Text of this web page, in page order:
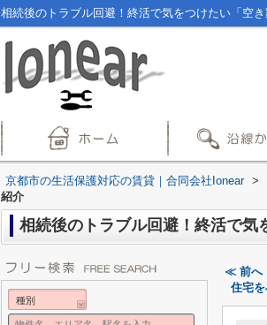
相続後のトラブル回避！終活で気をつけたい「空
京都市の生活保護対応の賃貸｜合同会社Ionear >
紹介
相続後のトラブル回避！終活で気
≪ 前へ
住宅
種別